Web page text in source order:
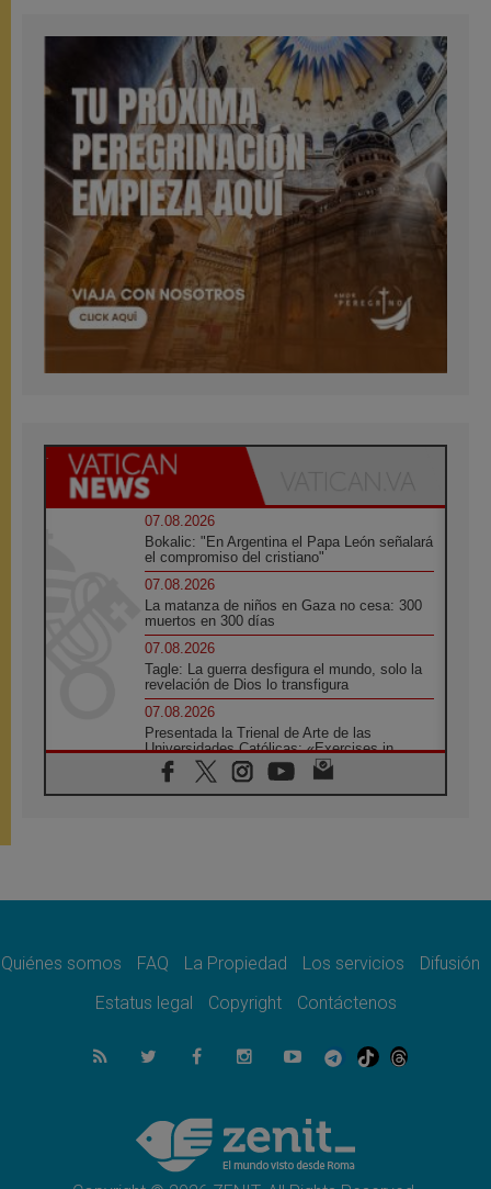
07.08.2026
Bokalic: "En Argentina el Papa León señalará
el compromiso del cristiano"
07.08.2026
La matanza de niños en Gaza no cesa: 300
muertos en 300 días
07.08.2026
Tagle: La guerra desfigura el mundo, solo la
revelación de Dios lo transfigura
07.08.2026
Presentada la Trienal de Arte de las
Universidades Católicas: «Exercises in
Empathy»
07.08.2026
digital para mujeres líderes en África
Programa oficial del Viaje Apostólico del
07.08.2026
Obispos de Ecuador: El bien de las familias
Cardenal Parolin: La paz comienza con la
empatía al dolor del otro
Quiénes somos FAQ La Propiedad Los servicios
Difusión
Estatus legal
Copyright Contáctenos